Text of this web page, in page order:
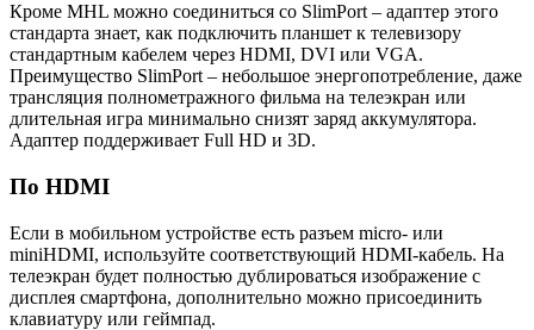
Кроме MHL можно соединиться со SlimPort – адаптер этого
стандарта знает, как подключить планшет к телевизору
стандартным кабелем через HDMI, DVI или VGA.
Преимущество SlimPort – небольшое энергопотребление, даже
трансляция полнометражного фильма на телеэкран или
длительная игра минимально снизят заряд аккумулятора.
Адаптер поддерживает Full HD и 3D.
По HDMI
Если в мобильном устройстве есть разъем micro- или
miniHDMI, используйте соответствующий HDMI-кабель. На
телеэкран будет полностью дублироваться изображение с
дисплея смартфона, дополнительно можно присоединить
клавиатуру или геймпад.